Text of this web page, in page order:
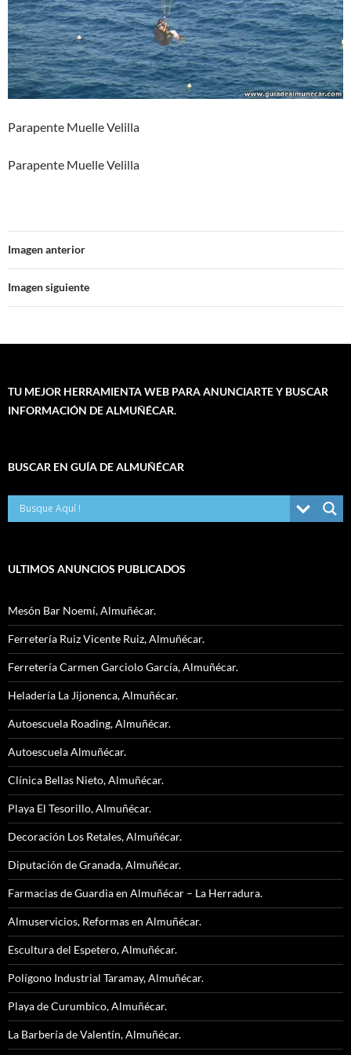
Parapente Muelle Velilla
Parapente Muelle Velilla
Imagen anterior
Imagen siguiente
TU MEJOR HERRAMIENTA WEB PARA ANUNCIARTE Y BUSCAR
INFORMACIÓN DE ALMUÑÉCAR.
BUSCAR EN GUÍA DE ALMUÑÉCAR
ULTIMOS ANUNCIOS PUBLICADOS
Mesón Bar Noemí, Almuñécar.
Ferretería Ruiz Vicente Ruiz, Almuñécar.
Ferretería Carmen Garciolo García, Almuñécar.
Heladería La Jijonenca, Almuñécar.
Autoescuela Roading, Almuñécar.
Autoescuela Almuñécar.
Clínica Bellas Nieto, Almuñécar.
Playa El Tesorillo, Almuñécar.
Decoración Los Retales, Almuñécar.
Diputación de Granada, Almuñécar.
Farmacias de Guardia en Almuñécar – La Herradura.
Almuservicios, Reformas en Almuñécar.
Escultura del Espetero, Almuñécar.
Polígono Industrial Taramay, Almuñécar.
Playa de Curumbico, Almuñécar.
La Barbería de Valentín, Almuñécar.